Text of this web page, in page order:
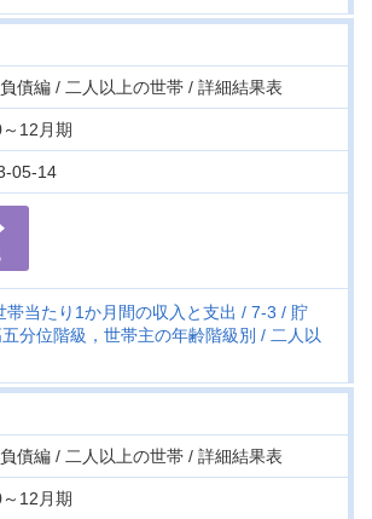
債編 / 二人以上の世帯 / 詳細結果表
12月期
05-14
帯当たり1か月間の収入と支出 7-3
貯
分位階級，世帯主の年齢階級別
二人以
債編 / 二人以上の世帯 / 詳細結果表
12月期